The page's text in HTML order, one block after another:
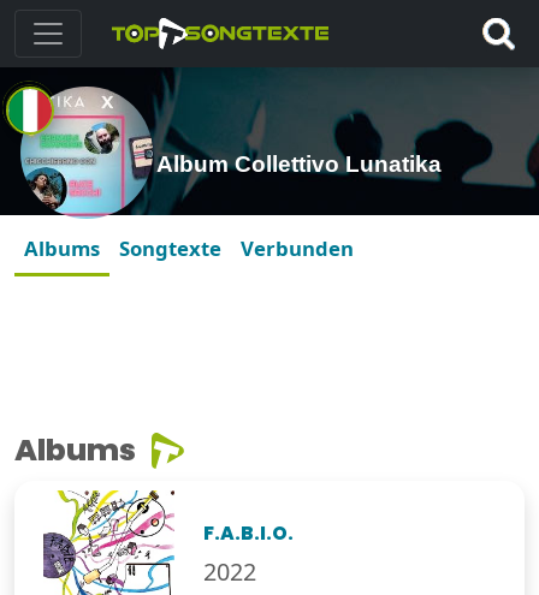
Album Collettivo Lunatika
Albums Songtexte Verbunden
Albums
F.A.B.I.O.
2022